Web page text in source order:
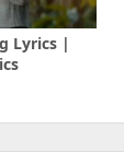
Lyrics |